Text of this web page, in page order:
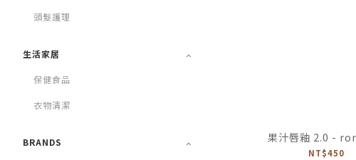
頭髮護理
生活家居
保健食品
衣物清潔
BRANDS 果汁唇釉 2.0 -
NT$450